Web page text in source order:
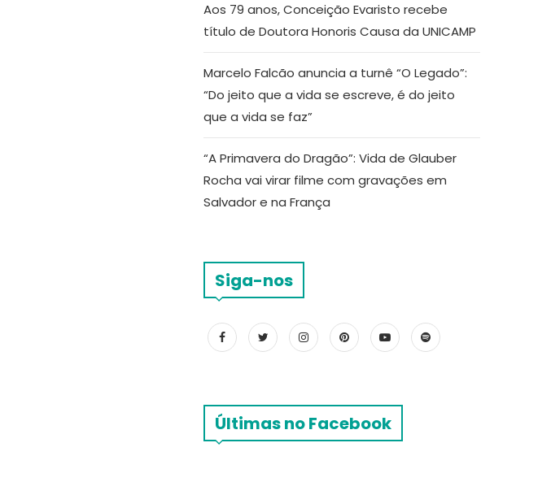
Aos 79 anos, Conceição Evaristo recebe
título de Doutora Honoris Causa da UNICAMP
Marcelo Falcão anuncia a turnê “O Legado”:
“Do jeito que a vida se escreve, é do jeito
que a vida se faz”
“A Primavera do Dragão”: Vida de Glauber
Rocha vai virar filme com gravações em
Salvador e na França
Siga-nos
Últimas no Facebook